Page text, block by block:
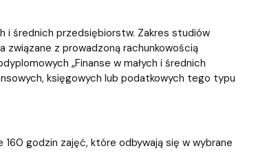
i średnich przedsiębiorstw. Zakres studiów
z prowadzoną rachunkowością
„Finanse w małych i średnich
księgowych lub podatkowych tego typu
160 godzin zajęć, które odbywają się w wybrane